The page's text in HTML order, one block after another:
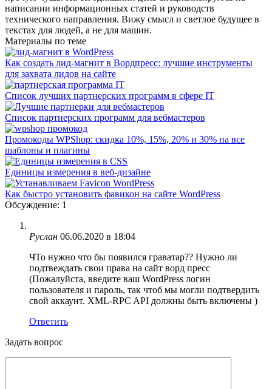
написании информационных статей и руководств
технического направления. Вижу смысл и светлое будущее в
текстах для людей, а не для машин.
Материалы по теме
Как создать лид-магнит в Вордпресс: лучшие инструменты
для захвата лидов на сайте
Список лучших партнерских программ в сфере IT
Список партнерских программ для вебмастеров
Промокоды WPShop: скидка 10%, 15%, 20% и 30% на все
шаблоны и плагины
Единицы измерения в веб-дизайне
Как быстро установить фавикон на сайте WordPress
Обсуждение: 1
Руслан 06.06.2020 в 18:04
ЧТо нужно что бы появился граватар?? Нужно ли
подтвеждать свои права на сайт ворд пресс
(Пожалуйста, введите ваш WordPress логин
пользователя и пароль, так чтоб мы могли подтвердить
свой аккаунт. XML-RPC API должны быть включены )
Ответить
Задать вопрос